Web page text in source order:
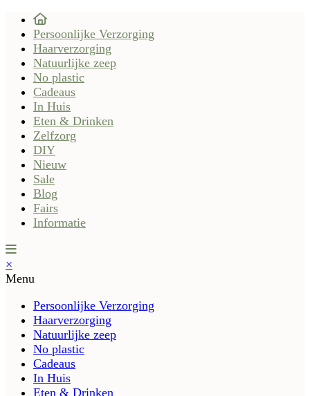
Persoonlijke Verzorging
Haarverzorging
Natuurlijke zeep
No plastic
Cadeaus
In Huis
Eten & Drinken
Zelfzorg
DIY
Nieuw
Sale
Blog
Fairs
Informatie
×
Menu
Persoonlijke Verzorging
Haarverzorging
Natuurlijke zeep
No plastic
Cadeaus
In Huis
Eten & Drinken